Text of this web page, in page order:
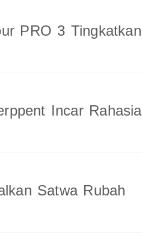
PRO 3 Tingkatkan
Incar Rahasia
Satwa Rubah